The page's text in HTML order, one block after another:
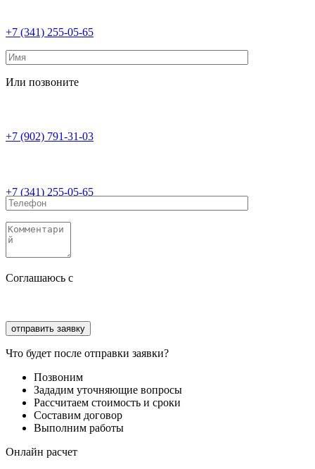
+7 (341) 255-05-65
Или позвоните
+7 (902) 791-31-03
+7 (341) 255-05-65
Соглашаюсь с
Что будет после отправки заявки?
Позвоним
Зададим уточняющие вопросы
Рассчитаем стоимость и сроки
Составим договор
Выполним работы
Онлайн расчет